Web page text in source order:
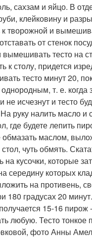
сахзам и яйцо. В
клейковину и
к творожной и
от стенок
тесто на
к столу, придется
тесто минут 20,
однородным, т. е.
не исчезнут и тесто
руку налить масло и
где будете лепить
обмазать маслом,
чуть обмять.
на кусочки, которые
середину которых
на противень,
180 градусах 20
15-16 пирож
любую. Тесто тонкое
фото Анны